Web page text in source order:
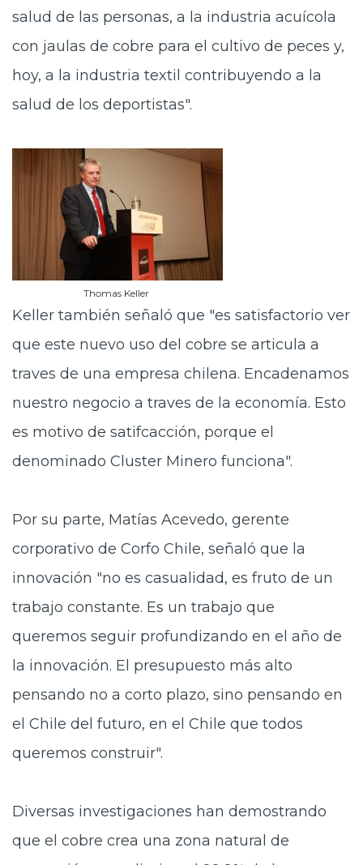
salud de las personas, a la industria acuícola
con jaulas de cobre para el cultivo de peces y,
hoy, a la industria textil contribuyendo a la
salud de los deportistas".
Thomas Keller
Keller también señaló que "es satisfactorio ver
que este nuevo uso del cobre se articula a
traves de una empresa chilena. Encadenamos
nuestro negocio a traves de la economía. Esto
es motivo de satifcacción, porque el
denominado Cluster Minero funciona".
Por su parte, Matías Acevedo, gerente
corporativo de Corfo Chile, señaló que la
innovación "no es casualidad, es fruto de un
trabajo constante. Es un trabajo que
queremos seguir profundizando en el año de
la innovación. El presupuesto más alto
pensando no a corto plazo, sino pensando en
el Chile del futuro, en el Chile que todos
queremos construir".
Diversas investigaciones han demostrando
que el cobre crea una zona natural de